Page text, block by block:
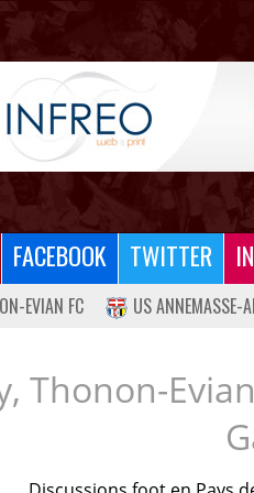
FACEBOOK TWITTER
EVIAN FC US ANNEMASSE-
Thonon-